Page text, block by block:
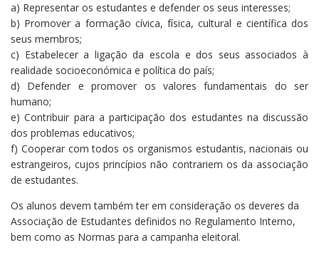
a) Representar os estudantes e defender os seus interesses;
b) Promover a formação cívica, física, cultural e científica dos
seus membros;
c) Estabelecer a ligação da escola e dos seus associados à
realidade socioeconómica e política do país;
d) Defender e promover os valores fundamentais do ser
humano;
e) Contribuir para a participação dos estudantes na discussão
dos problemas educativos;
f) Cooperar com todos os organismos estudantis, nacionais ou
estrangeiros, cujos princípios não contrariem os da associação
de estudantes.
Os alunos devem também ter em consideração os deveres da
Associação de Estudantes definidos no Regulamento Interno,
bem como as Normas para a campanha eleitoral.